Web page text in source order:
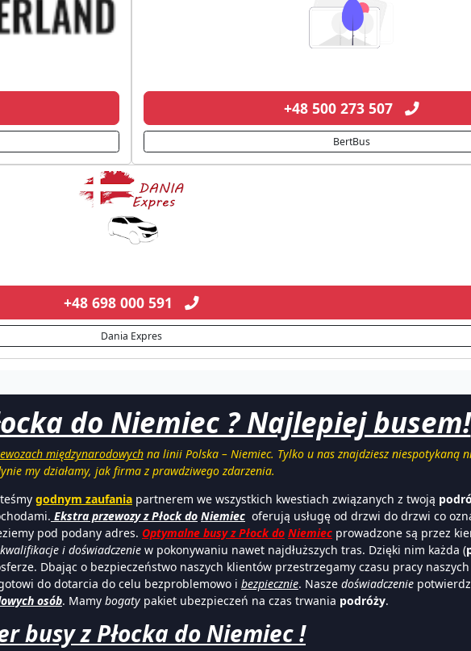
+48 500 273 507
BertBus
+48 698 000 591
Dania Expres
do Niemiec ? Najlepiej busem!
międzynarodowychna linii Polska – Niemiec. Tylko u nas znajdziesz niespotykaną
my działamy, jak firma z prawdziwego zdarzenia.
godnym zaufania partnerem we wszystkich kwestiach związanych z twoją
Ekstra przewozy z Płock do Niemiec oferują usługę od drzwi do drzwi co
pod podany adres. Optymalne busy z Płock do Niemiec prowadzone są przez
kwalifikacje i doświadczenie w pokonywaniu nawet najdłuższych tras. Dzięki nim każda (
Dbając o bezpieczeństwo naszych klientów przestrzegamy czasu pracy
do dotarcia do celu bezproblemowo i bezpiecznie. Nasze doświadczenie
osób. Mamy bogaty pakiet ubezpieczeń na czas trwania podróży.
busy z Płocka do Niemiec !